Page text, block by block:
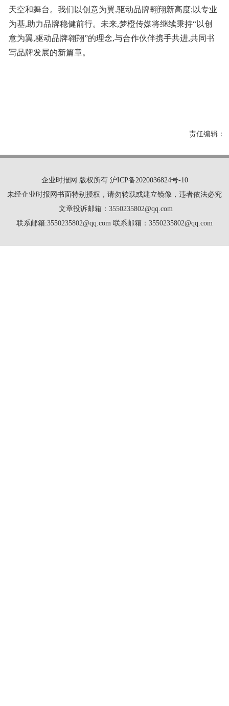
天空和舞台。我们以创意为翼,驱动品牌翱翔新高度;以专业
为基,助力品牌稳健前行。未来,梦橙传媒将继续秉持“以创
意为翼,驱动品牌翱翔”的理念,与合作伙伴携手共进,共同书
写品牌发展的新篇章。
责任编辑：
企业时报网 版权所有 沪ICP备2020036824号-10
未经企业时报网书面特别授权，请勿转载或建立镜像，违者依法必究
文章投诉邮箱：3550235802@qq.com
联系邮箱:3550235802@qq.com 联系邮箱：3550235802@qq.com